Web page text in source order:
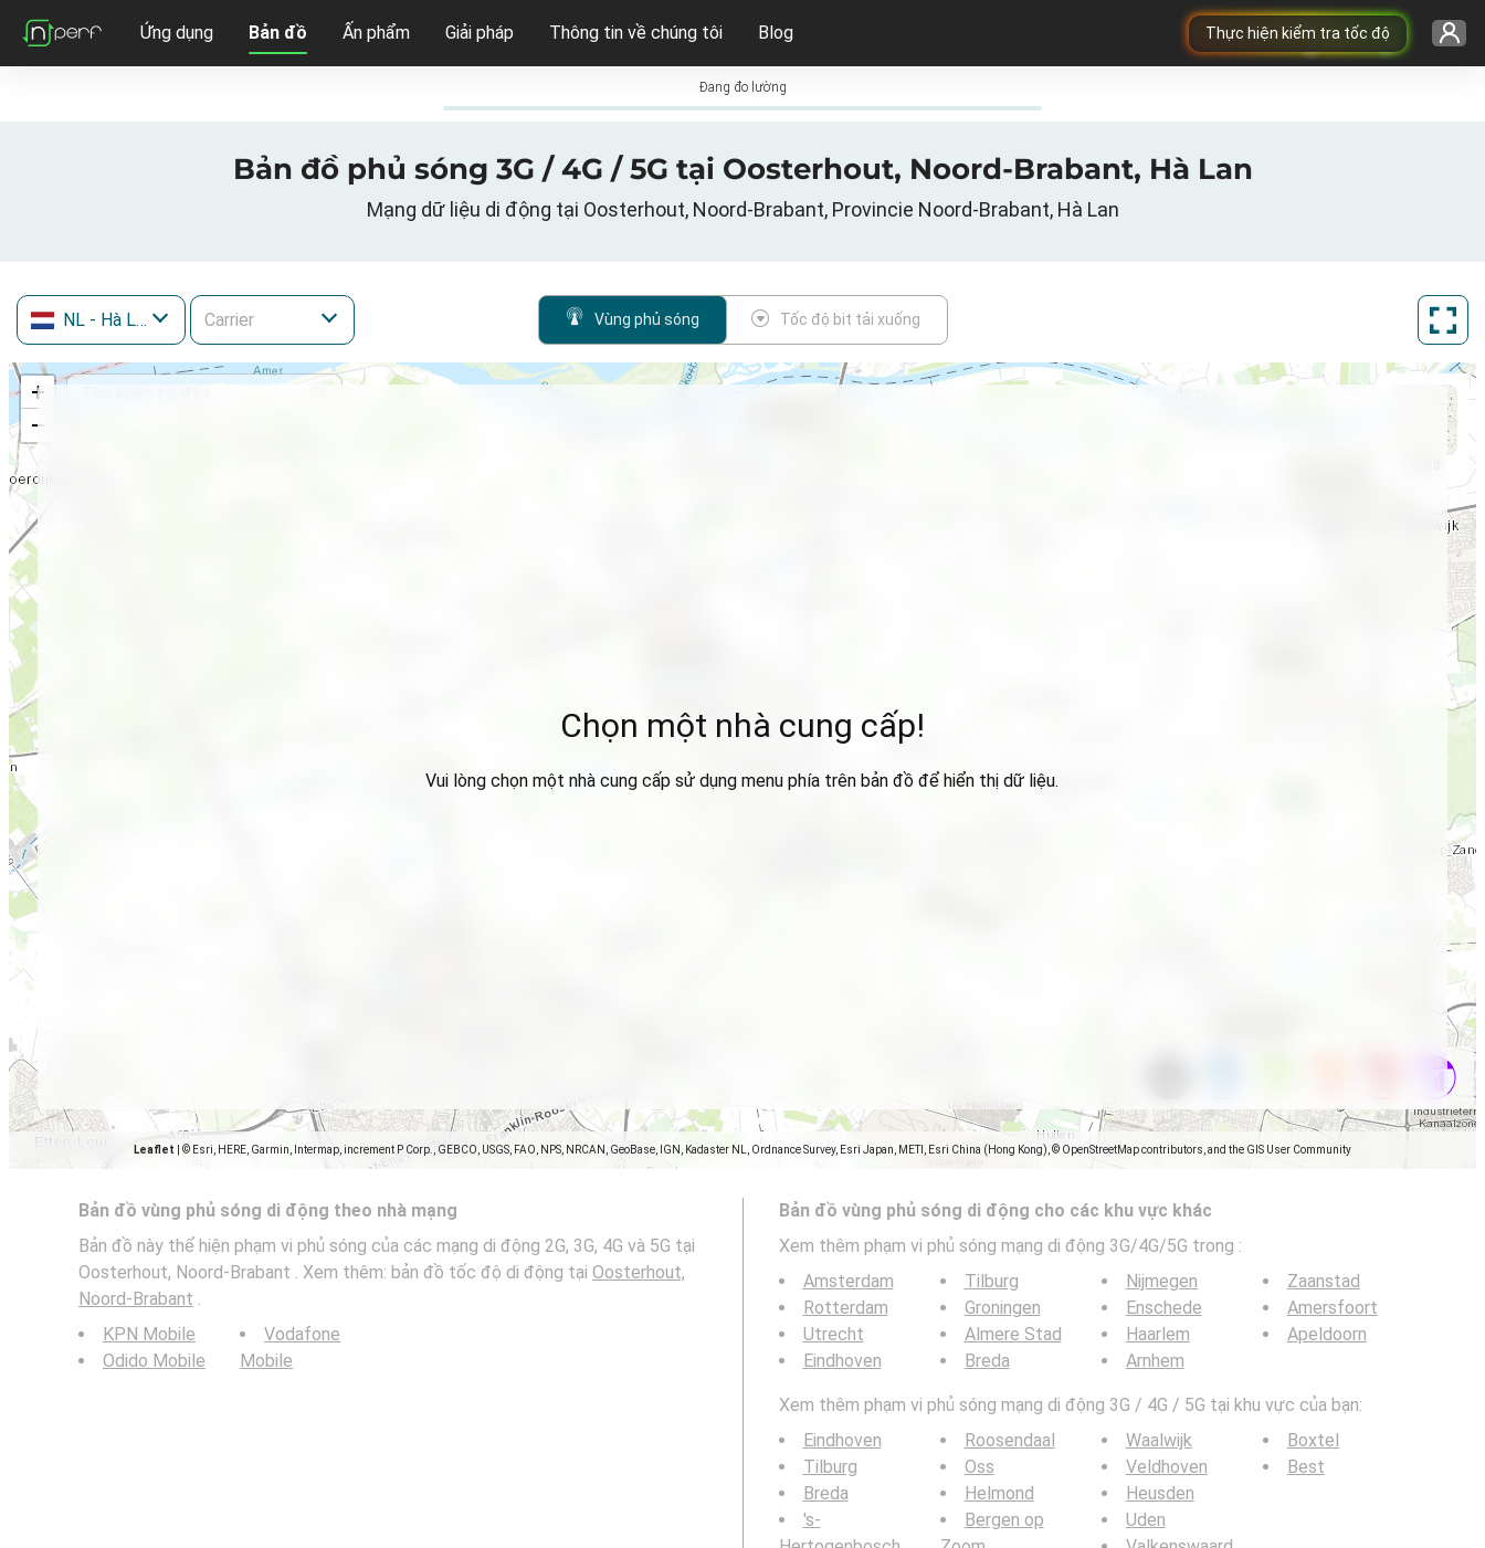
Thực hiện kiểm tra tốc độ
Ứng dụng Bản đồ Ấn phẩm Giải pháp Thông tin về chúng tôi Blog
Đang đo lường
Bản đồ phủ sóng 3G / 4G / 5G tại Oosterhout, Noord-Brabant, Hà Lan
Mạng dữ liệu di động tại Oosterhout, Noord-Brabant, Provincie Noord-Brabant, Hà Lan
NL - Hà Lan Vùng phủ sóng Tốc độ bit tải xuống
+
−
Leaflet © Esri, HERE, Garmin, Intermap, increment P Corp., GEBCO, USGS, FAO, NPS, NRCAN, GeoBase, IGN, Kadaster NL, Ordnance Survey, Esri Japan, METI, Esri China (Hong Kong), © OpenStreetMap contributors, and the GIS User Community
Chọn một nhà cung cấp!
Vui lòng chọn một nhà cung cấp sử dụng menu phía trên bản đồ để hiển thị dữ liệu.
Bản đồ vùng phủ sóng di động theo nhà mạng
Bản đồ này thể hiện phạm vi phủ sóng của các mạng di động 2G, 3G, 4G và 5G tại
Oosterhout, Noord-Brabant . Xem thêm: bản đồ tốc độ di động tại Oosterhout,
Noord-Brabant .
KPN Mobile
Odido Mobile
Vodafone
Mobile
Bản đồ vùng phủ sóng di động cho các khu vực khác
Xem thêm phạm vi phủ sóng mạng di động 3G/4G/5G trong :
Amsterdam
Rotterdam
Utrecht
Eindhoven
Tilburg
Groningen
Almere Stad
Breda
Nijmegen
Enschede
Haarlem
Arnhem
Zaanstad
Amersfoort
Apeldoorn
Xem thêm phạm vi phủ sóng mạng di động 3G / 4G / 5G tại khu vực của bạn:
Eindhoven
Tilburg
Breda
's-
Roosendaal
Oss
Helmond
Bergen op
Waalwijk
Veldhoven
Heusden
Uden
Boxtel
Best